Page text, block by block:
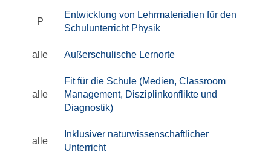
P
Entwicklung von Lehrmaterialien für den
Schulunterricht Physik
alle Außerschulische Lernorte
alle
Fit für die Schule (Medien, Classroom
Management, Disziplinkonflikte und
Diagnostik)
alle
Inklusiver naturwissenschaftlicher
Unterricht